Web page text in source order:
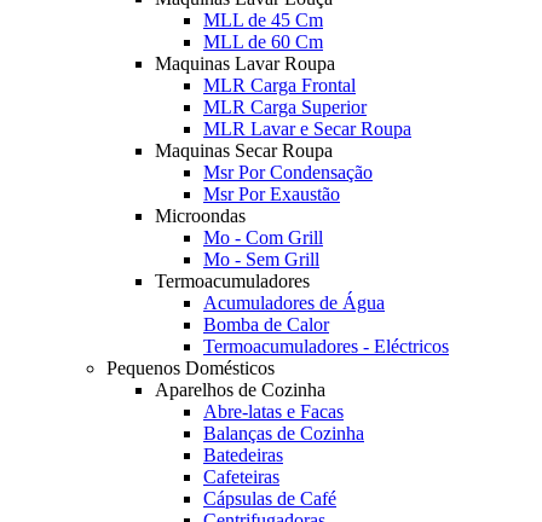
MLL de 45 Cm
MLL de 60 Cm
Maquinas Lavar Roupa
MLR Carga Frontal
MLR Carga Superior
MLR Lavar e Secar Roupa
Maquinas Secar Roupa
Msr Por Condensação
Msr Por Exaustão
Microondas
Mo - Com Grill
Mo - Sem Grill
Termoacumuladores
Acumuladores de Água
Bomba de Calor
Termoacumuladores - Eléctricos
Pequenos Domésticos
Aparelhos de Cozinha
Abre-latas e Facas
Balanças de Cozinha
Batedeiras
Cafeteiras
Cápsulas de Café